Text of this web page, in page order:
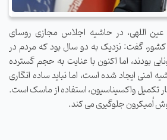
عین اللهی، در حاشیه اجلاس مجازی روسای
گفت: نزدیک به دو سال بود که مردم در
بودند، اما اکنون با عنایت به حجم گسترده
امنی ایجاد شده است، اما نباید ساده انگاری
تکمیل واکسیناسیون، استفاده از ماسک است.
اُمیکرون جلوگیری می کند.